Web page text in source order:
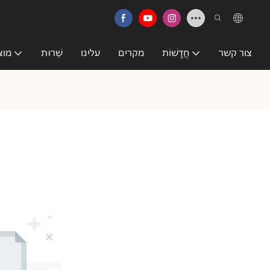
שֵׁרוּת עלינו מקרים חֲדָשׁוֹת צור קשר